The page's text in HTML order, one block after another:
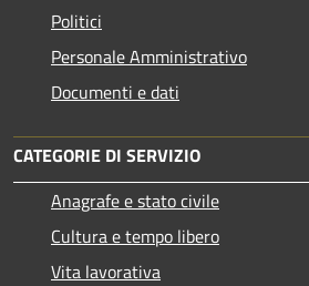
Politici
Personale Amministrativo
Documenti e dati
CATEGORIE DI SERVIZIO
Anagrafe e stato civile
Cultura e tempo libero
Vita lavorativa